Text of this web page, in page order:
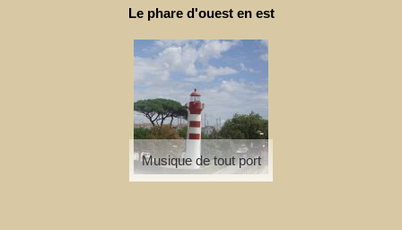
Le phare d'ouest en est
Musique de tout port